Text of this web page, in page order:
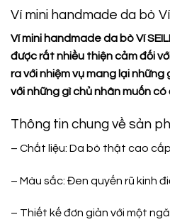
Ví mini handmade da bò
Ví mini handmade da bò Ví
được rất nhiều thiện cảm đối
ra với nhiệm vụ mang lại
với những gì chủ nhân muốn có
Thông tin chung về sản
– Chất liệu: Da bò thật cao
– Màu sắc: Đen quyến rũ kinh
– Thiết kế đơn giản với một